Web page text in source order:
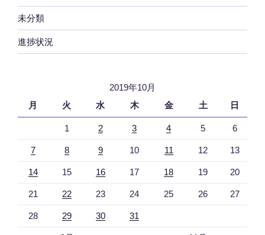
未分類
進捗状況
2019年10月
月
火 水 木 金 土 日
1 2 3 4 5 6
7 8 9 10 11 12 13
14 15 16 17 18 19 20
21 22 23 24 25 26 27
28 29 30 31